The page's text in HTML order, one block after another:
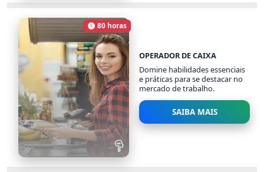
MÓVEIS EM FIBRA
SINTÉTICA
1424 alunos80 horas
Carga Horária
OPERADOR DE CAIXA
Domine habilidades essenciais
e práticas para se destacar no
mercado de trabalho.
SAIBA MAIS